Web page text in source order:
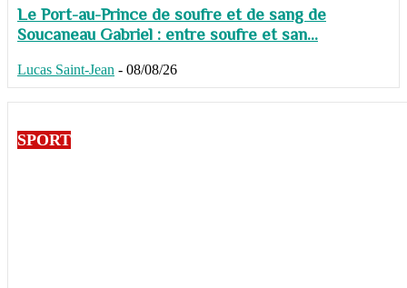
Le Port-au-Prince de soufre et de sang de
Soucaneau Gabriel : entre soufre et san...
Lucas Saint-Jean - 08/08/26
SPORT